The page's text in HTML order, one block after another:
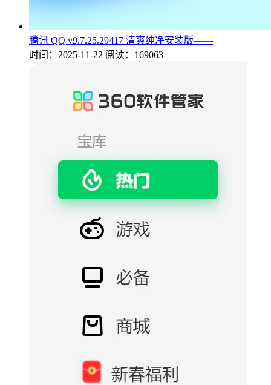
腾讯 QQ v9.7.25.29417 清爽纯净安装版——
时间：2025-11-22 阅读：169063